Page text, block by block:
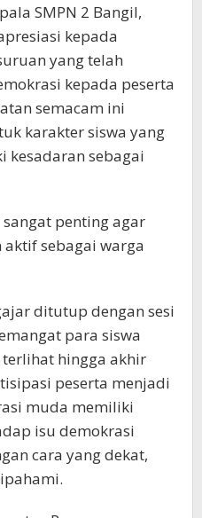
SMPN 2 Bangil,
kepada
yang telah
kepada peserta
semacam ini
karakter siswa yang
kesadaran sebagai
penting agar
sebagai warga
ditutup dengan sesi
para siswa
hingga akhir
peserta menjadi
muda memiliki
isu demokrasi
cara yang dekat,